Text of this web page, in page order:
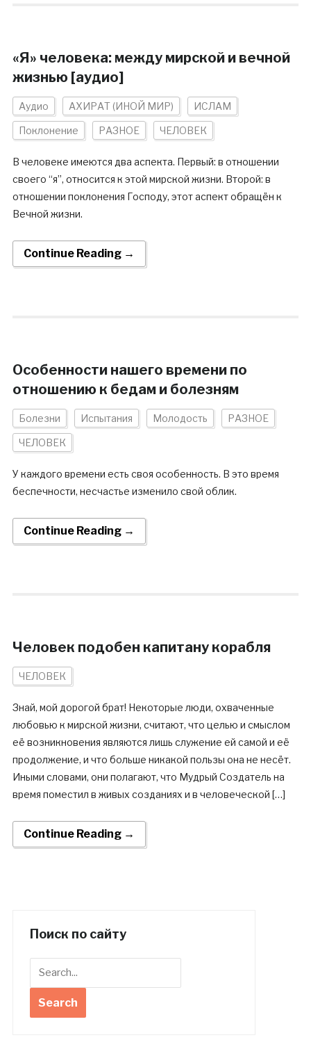
«Я» человека: между мирской и вечной
жизнью [аудио]
Аудио АХИРАТ (ИНОЙ МИР) ИСЛАМ
Поклонение РАЗНОЕ ЧЕЛОВЕК
В человеке имеются два аспекта. Первый: в отношении
своего “я”, относится к этой мирской жизни. Второй: в
отношении поклонения Господу, этот аспект обращён к
Вечной жизни.
Continue Reading →
Особенности нашего времени по
отношению к бедам и болезням
Болезни Испытания Молодость РАЗНОЕ
ЧЕЛОВЕК
У каждого времени есть своя особенность. В это время
беспечности, несчастье изменило свой облик.
Continue Reading →
Человек подобен капитану корабля
ЧЕЛОВЕК
Знай, мой дорогой брат! Некоторые люди, охваченные
любовью к мирской жизни, считают, что целью и смыслом
её возникновения являются лишь служение ей самой и её
продолжение, и что больше никакой пользы она не несёт.
Иными словами, они полагают, что Мудрый Создатель на
время поместил в живых созданиях и в человеческой […]
Continue Reading →
Поиск по сайту